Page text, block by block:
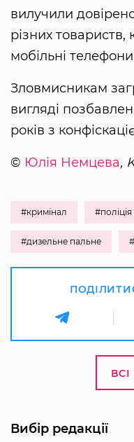
вилучили
різних товариств,
мобільні
Зловмисникам
вигляді
років з
© Юлія Немцева,
#кримінал #поліція
#дизельне пальне
Вибір редакції